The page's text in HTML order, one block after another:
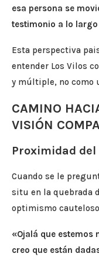
esa persona se
testimonio a lo
Esta perspectiva
entender Los Vilos
y múltiple, no como
CAMINO
VISIÓN
Proximidad
Cuando se le
situ en la quebrada
optimismo
«Ojalá que estemos
creo que están